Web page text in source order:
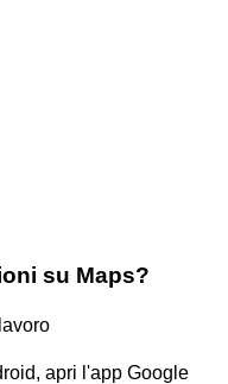
su Maps?
apri l'app Google